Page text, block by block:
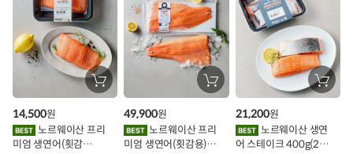
인
이
장
바
에
담
노르웨이산 프리
미엄 생연어(횟감
14,500원
장
바
에
담
기
노르웨이산 프리
미엄 생연어(횟감용)
49,900원
장
바
에
담
기
어 스테이크 400g(2조
21,200원